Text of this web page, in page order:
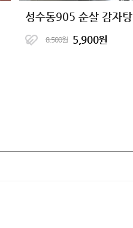
성수동905 순살 감자탕
8,500원 5,900원